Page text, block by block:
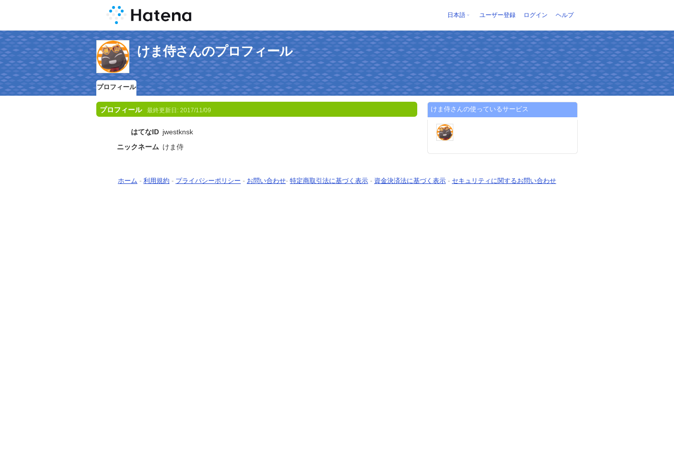
日本語 ユーザー登録 ログイン ヘルプ
けま侍さんのプロフィール
プロフィール
プロフィール 最終更新日: 2017/11/09
はてなID jwestknsk
ニックネーム けま侍
けま侍さんの使っているサービス
ホーム - 利用規約 - プライバシーポリシー - お問い合わせ- 特定商取引法に基づく表示 - 資金決済法に基づく表示 - セキュリティに関するお問い合わせ